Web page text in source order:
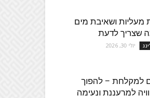
מעליות ושאיבת מים
שצריך לדעת
יולי 30, 2026
למקלחת – להפוך
למרעננת ונעימה